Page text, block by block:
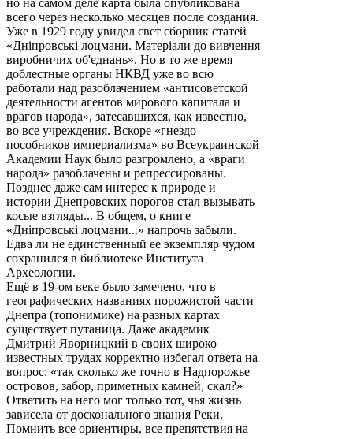
всего через несколько месяцев после создания.
Уже в 1929 году увидел свет сборник статей
«Днiпровські лоцмани. Матеріали до вивчення
виробничих об'єднань». Но в то же время
доблестные органы НКВД уже во всю
работали над разоблачением «антисоветской
деятельности агентов мирового капитала и
врагов народа», затесавшихся, как известно,
во все учреждения. Вскоре «гнездо
пособников империализма» во Всеукраинской
Академии Наук было разгромлено, а «враги
народа» разоблачены и репрессированы.
Позднее даже сам интерес к природе и
истории Днепровских порогов стал вызывать
косые взгляды... В общем, о книге
«Днiпровські лоцмани...» напрочь забыли.
Едва ли не единственный ее экземпляр чудом
сохранился в библиотеке Института
Археологии.
Ещё в 19-ом веке было замечено, что в
географических названиях порожистой части
Днепра (топонимике) на разных картах
существует путаница. Даже академик
Дмитрий Яворницкий в своих широко
известных трудах корректно избегал ответа на
вопрос: «так сколько же точно в Надпорожье
островов, забор, приметных камней, скал?»
Ответить на него мог только тот, чья жизнь
зависела от досконального знания Реки.
Помнить все ориентиры, все препятствия на